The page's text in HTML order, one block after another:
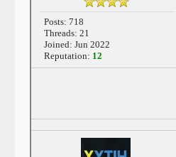
Posts: 718
Threads: 21
Joined: Jun 2022
Reputation: 12